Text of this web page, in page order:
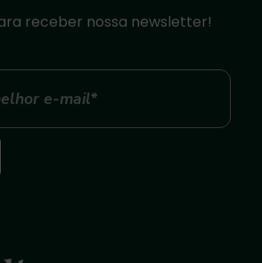
receber nossa newsletter!